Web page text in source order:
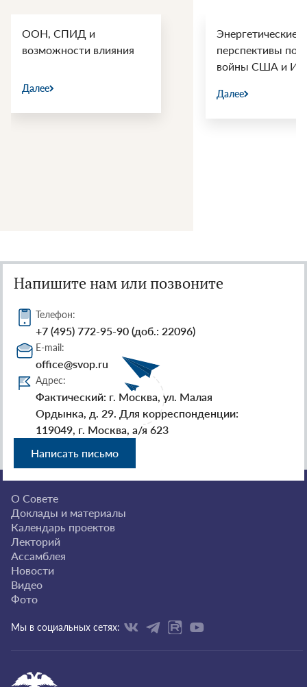
ООН, СПИД и
возможности влияния
Далее
Энергетические
перспективы
войны США и
Далее
Напишите нам или позвоните
Телефон:
+7 (495) 772-95-90 (доб.: 22096)
E-mail:
office@svop.ru
Адрес:
Фактический: г. Москва, ул. Малая
Ордынка, д. 29. Для корреспонденции:
119049, г. Москва, а/я 623
Написать письмо
О Совете
Доклады и материалы
Календарь проектов
Лекторий
Ассамблея
Новости
Видео
Фото
Мы в социальных сетях: